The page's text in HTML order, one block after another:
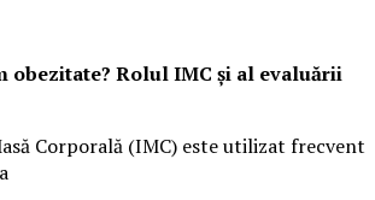
obezitate? Rolul IMC și al evaluării
Corporală (IMC) este utilizat frecvent